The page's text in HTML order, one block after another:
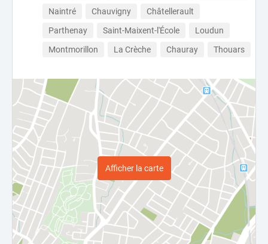
Naintré
Chauvigny
Châtellerault
Parthenay
Saint-Maixent-l'École
Loudun
Montmorillon
La Crèche Chauray Thouars
Afficher la carte